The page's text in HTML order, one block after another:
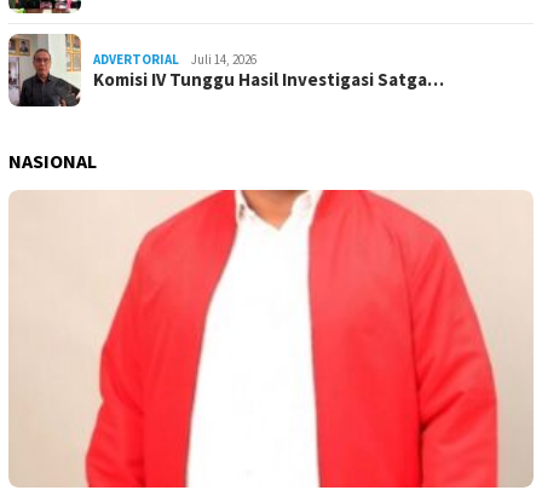
ADVERTORIAL Juli 14, 2026
Komisi IV Tunggu Hasil Investigasi Satga…
NASIONAL